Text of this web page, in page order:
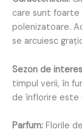
care sunt foarte
polenizatoare.
se arcuiesc
Sezon de
timpul verii, în
de înflorire este
Parfum: Florile